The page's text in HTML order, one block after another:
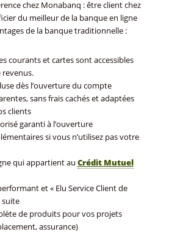
chez Monabanq : être client chez
du meilleur de la banque en ligne
de la banque traditionnelle :
courants et cartes sont accessibles
dès l’ouverture du compte
sans frais cachés et adaptées
clients
garanti à l’ouverture
si vous n’utilisez pas votre
qui appartient au Crédit Mutuel
et « Elu Service Client de
suite
de produits pour vos projets
assurance)